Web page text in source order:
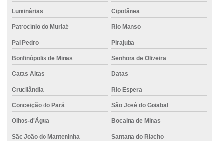
Luminárias Cipotânea
Patrocínio do Muriaé Rio Manso
Pai Pedro Pirajuba
Bonfinópolis de Minas Senhora de Oliveira
Catas Altas Datas
Crucilândia Rio Espera
Conceição do Pará São José do Goiabal
Olhos-d'Água Bocaina de Minas
São João do Manteninha Santana do Riacho